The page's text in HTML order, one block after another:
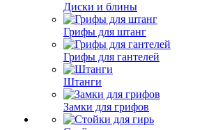
Диски и блины
Грифы для штанг
Грифы для гантелей
Штанги
Замки для грифов